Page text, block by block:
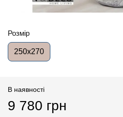
Розмір
250x270
В наявності
9 780 грн